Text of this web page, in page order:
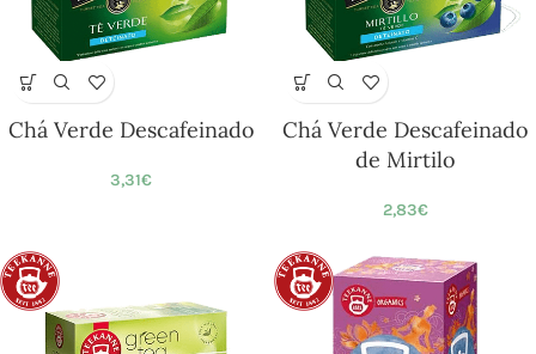
Chá Verde Descafeinado
3,31€
Chá Verde Descafeinado
de Mirtilo
2,83€